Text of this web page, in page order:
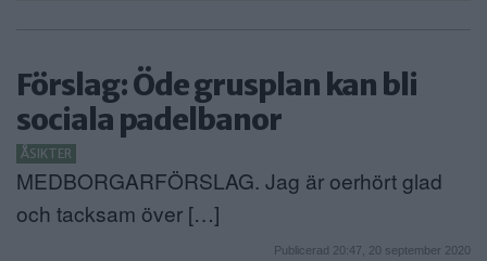
Förslag: Öde grusplan kan bli
sociala padelbanor
ÅSIKTER
MEDBORGARFÖRSLAG. Jag är oerhört glad
och tacksam över […]
Publicerad 20:47, 20 september 2020